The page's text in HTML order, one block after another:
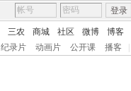
登录
三农 商城 社区 微博 博客
纪录片 动画片 公开课 播客